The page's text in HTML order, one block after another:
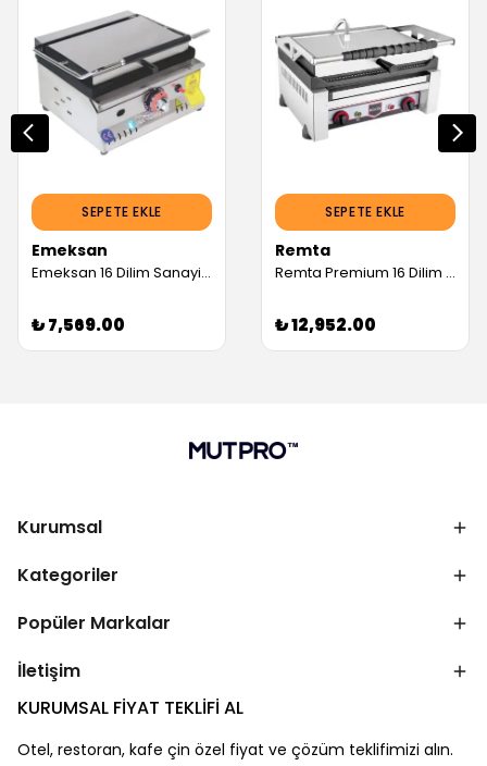
SEPETE EKLE
Emeksan
Emeksan 16 Dilim Sanayi Tipi Tost Makinesi Gazlı/Tüplü Ce Belgeli (Servis Garantili)
₺ 7,569.00
SEPETE EKLE
Remta
Remta Premium 16 Dilim Tost Makinesi Elektrikli Tekli (Servis Garantili)
₺ 12,952.00
Kurumsal
Kategoriler
Popüler Markalar
İletişim
KURUMSAL FİYAT TEKLİFİ AL
Otel, restoran, kafe çin özel fiyat ve çözüm teklifimizi alın.